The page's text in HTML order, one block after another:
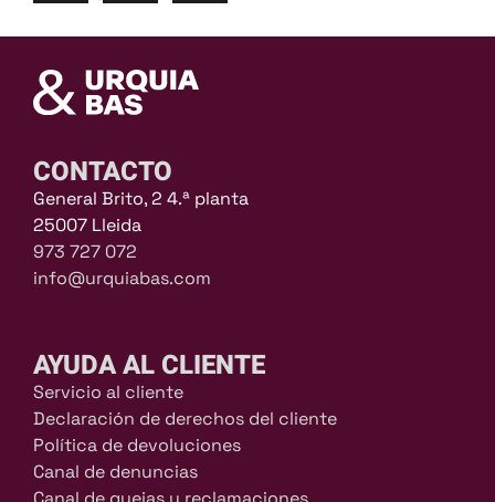
CONTACTO
General Brito, 2 4.ª planta
25007 Lleida
973 727 072
info@urquiabas.com
AYUDA AL CLIENTE
Servicio al cliente
Declaración de derechos del cliente
Política de devoluciones
Canal de denuncias